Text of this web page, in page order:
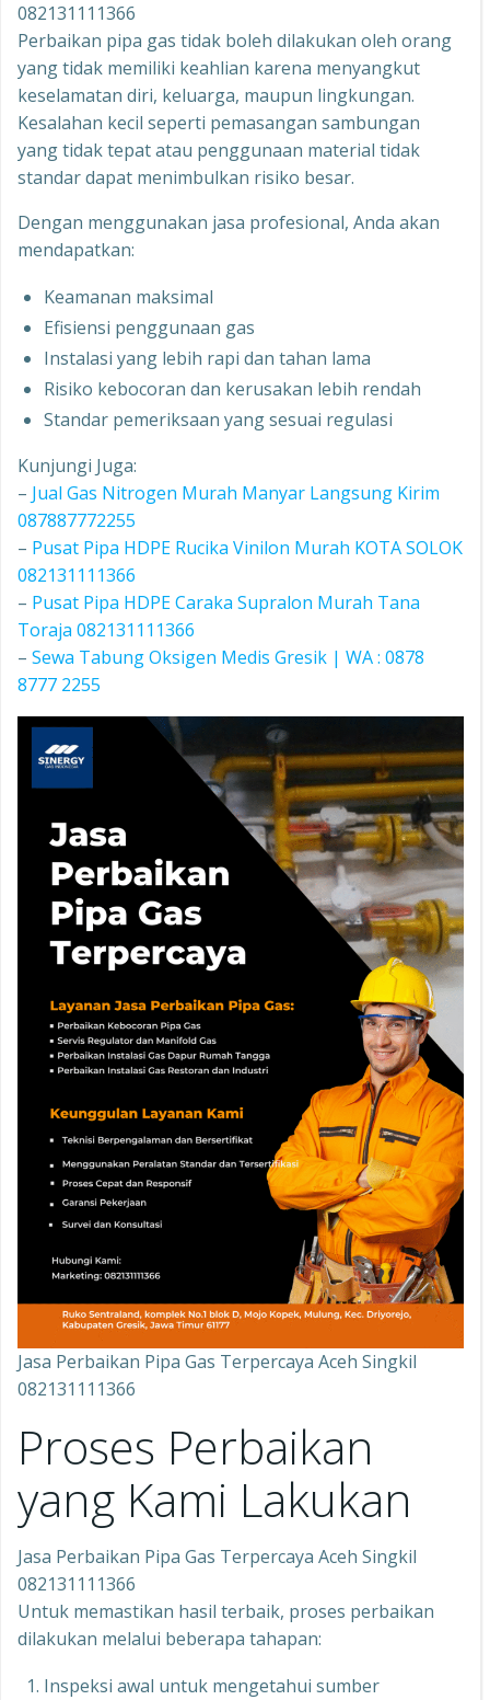
082131111366
Perbaikan pipa gas tidak boleh dilakukan oleh orang
yang tidak memiliki keahlian karena menyangkut
keselamatan diri, keluarga, maupun lingkungan.
Kesalahan kecil seperti pemasangan sambungan
yang tidak tepat atau penggunaan material tidak
standar dapat menimbulkan risiko besar.
Dengan menggunakan jasa profesional, Anda akan
mendapatkan:
Keamanan maksimal
Efisiensi penggunaan gas
Instalasi yang lebih rapi dan tahan lama
Risiko kebocoran dan kerusakan lebih rendah
Standar pemeriksaan yang sesuai regulasi
Kunjungi Juga:
– Jual Gas Nitrogen Murah Manyar Langsung Kirim
087887772255
– Pusat Pipa HDPE Rucika Vinilon Murah KOTA SOLOK
082131111366
– Pusat Pipa HDPE Caraka Supralon Murah Tana
Toraja 082131111366
– Sewa Tabung Oksigen Medis Gresik | WA : 0878
8777 2255
Jasa Perbaikan Pipa Gas Terpercaya Aceh Singkil
082131111366
Proses Perbaikan
yang Kami Lakukan
Jasa Perbaikan Pipa Gas Terpercaya Aceh Singkil
082131111366
Untuk memastikan hasil terbaik, proses perbaikan
dilakukan melalui beberapa tahapan:
Inspeksi awal untuk mengetahui sumber